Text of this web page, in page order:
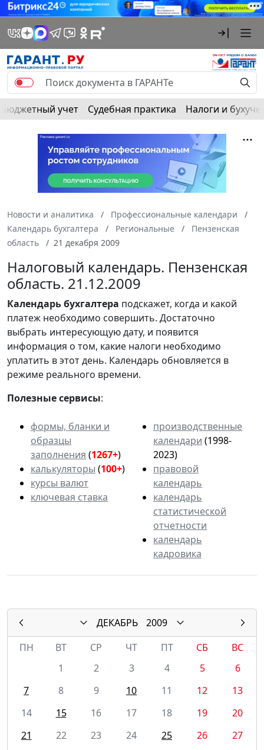
Бюджетный учет Судебная практика Налоги и
Новости и аналитика
Профессиональные календари
Календарь бухгалтера
Региональные
Пензенская
область
21 декабря 2009
Налоговый календарь. Пензенская
область. 21.12.2009
Календарьбухгалтера подскажет, когда и какой
платеж необходимо совершить. Достаточно
выбрать интересующую дату, и появится
информация о том, какие налоги необходимо
уплатить в этот день. Календарь обновляется в
режиме реального времени.
Полезные сервисы:
формы, бланки и
образцы
заполнения (1267+)
калькуляторы (100+)
курсы валют
ключевая ставка
производственные
календари (1998-
2023)
правовой
календарь
календарь
статистической
отчетности
календарь
кадровика
ДЕКАБРЬ
2009
ПН
ВТ СР ЧТ ПТ СБ
ВС
1
2 3 4 5
6
7
8 9 10 11 12
13
14
15 16 17 18 19
20
21
22 23 24 25 26
27